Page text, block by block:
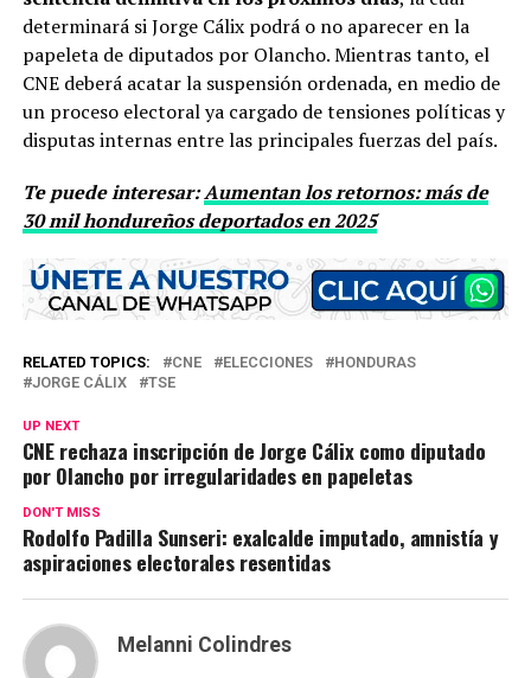
determinará si Jorge Cálix podrá o no aparecer en la
papeleta de diputados por Olancho. Mientras tanto, el
CNE deberá acatar la suspensión ordenada, en medio de
un proceso electoral ya cargado de tensiones políticas y
disputas internas entre las principales fuerzas del país.
Te puede interesar:Aumentan los retornos: más de
30 mil hondureños deportados en 2025
RELATED TOPICS: CNE ELECCIONES
HONDURAS
JORGE CÁLIX
TSE
UP NEXT
CNE rechaza inscripción de Jorge Cálix como diputado
por Olancho por irregularidades en papeletas
DON'T MISS
Rodolfo Padilla Sunseri: exalcalde imputado, amnistía y
aspiraciones electorales resentidas
Melanni Colindres